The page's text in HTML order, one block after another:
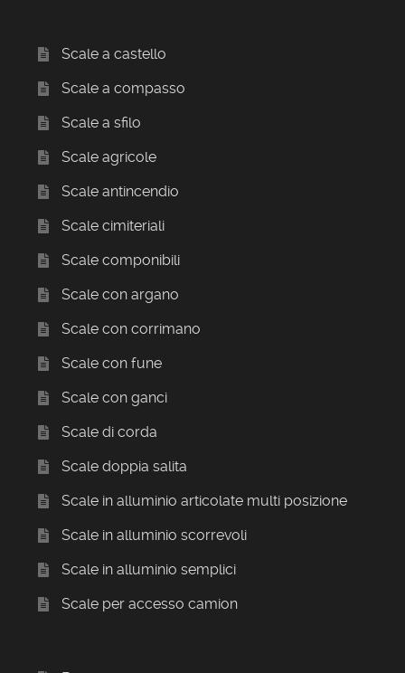
Scale a castello
Scale a compasso
Scale a sfilo
Scale agricole
Scale antincendio
Scale cimiteriali
Scale componibili
Scale con argano
Scale con corrimano
Scale con fune
Scale con ganci
Scale di corda
Scale doppia salita
Scale in alluminio articolate multi posizione
Scale in alluminio scorrevoli
Scale in alluminio semplici
Scale per accesso camion